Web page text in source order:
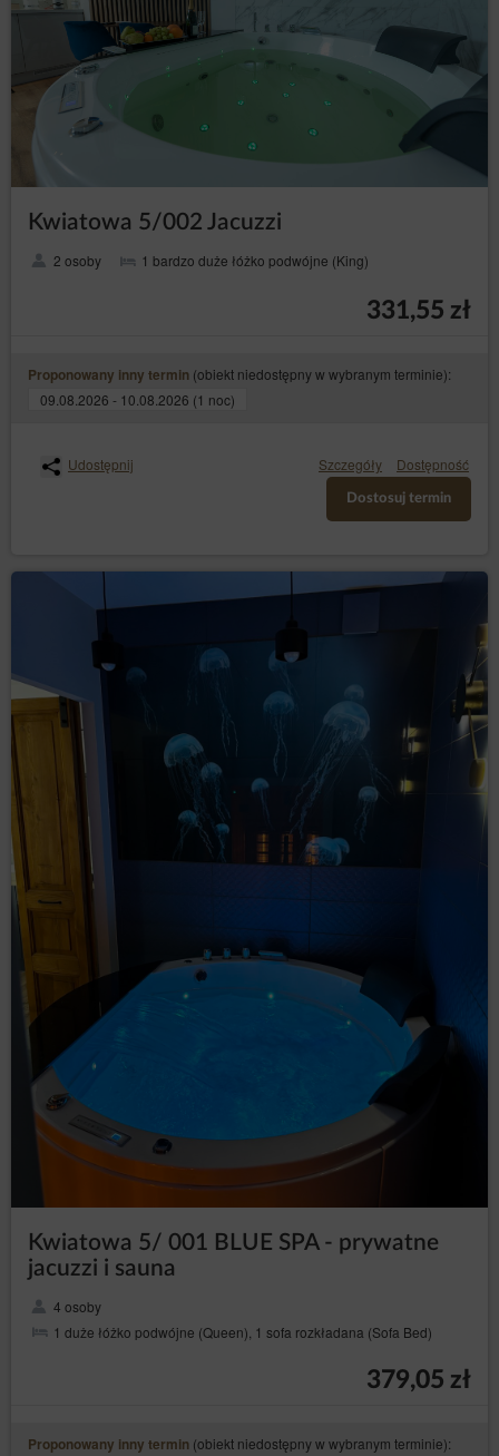
Kwiatowa 5/002 Jacuzzi
2 osoby 1 bardzo duże łóżko podwójne (King)
331,55 zł
Proponowany inny termin (obiekt niedostępny w wybranym terminie):
09.08.2026 - 10.08.2026 (1 noc)
Udostępnij Szczegóły Dostępność
Dostosuj termin
Kwiatowa 5/ 001 BLUE SPA - prywatne
jacuzzi i sauna
4 osoby
1 duże łóżko podwójne (Queen), 1 sofa rozkładana (Sofa Bed)
379,05 zł
Proponowany inny termin (obiekt niedostępny w wybranym terminie):